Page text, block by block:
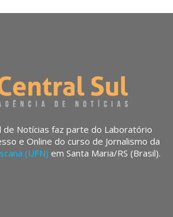
de Notícias faz parte do Laboratório
e Online do curso de Jornalismo da
(UFN) em Santa Maria/RS (Brasil).